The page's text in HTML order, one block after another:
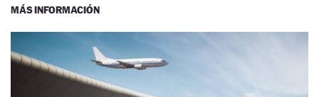
MÁS INFORMACIÓN